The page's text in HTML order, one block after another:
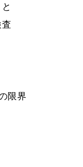
限界